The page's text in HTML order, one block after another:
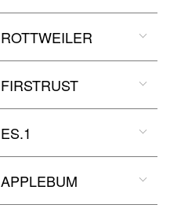
ROTTWEILER
FIRSTRUST
ES.1
APPLEBUM